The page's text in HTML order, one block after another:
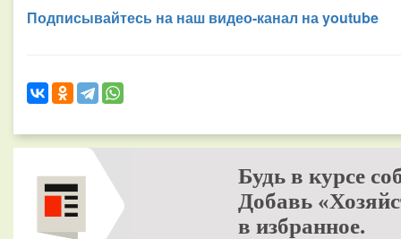
Подписывайтесь на наш видео-канал на youtube
Будь в курсе
Добавь
в избранное.